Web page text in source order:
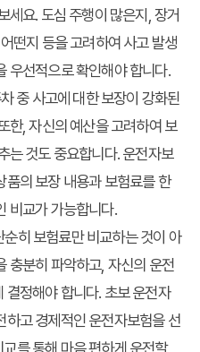
세요. 도심 주행이 많은지, 장거
떤지 등을 고려하여 사고 발생
우선적으로 확인해야 합니다.
중 사고에 대한 보장이 강화된
한, 자신의 예산을 고려하여 보
는 것도 중요합니다. 운전자보
품의 보장 내용과 보험료를 한
비교가 가능합니다.
히 보험료만 비교하는 것이 아
충분히 파악하고, 자신의 운전
결정해야 합니다. 초보 운전자
하고 경제적인 운전자보험을 선
를 통해 마음 편하게 운전할